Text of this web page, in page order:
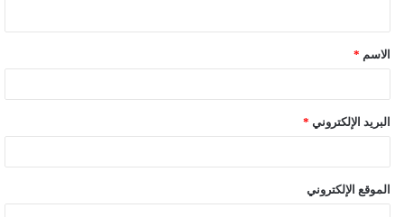
ق
*
الاسم *
البريد الإلكتروني *
الموقع الإلكتروني